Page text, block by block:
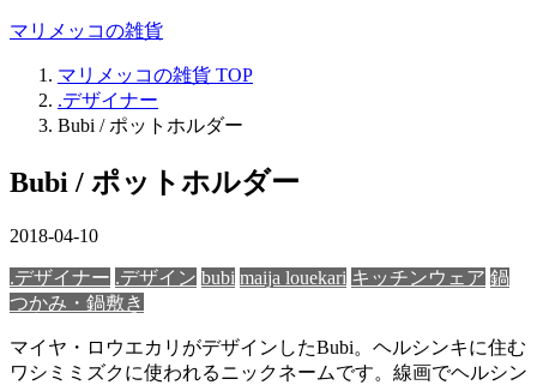
マリメッコの雑貨
マリメッコの雑貨 TOP
.デザイナー
Bubi / ポットホルダー
Bubi / ポットホルダー
2018-04-10
.デザイナー .デザイン bubi maija louekari キッチンウェア 鍋
つかみ・鍋敷き
マイヤ・ロウエカリがデザインしたBubi。ヘルシンキに住む
ワシミミズクに使われるニックネームです。線画でヘルシン